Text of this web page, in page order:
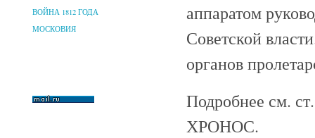
ВОЙНА 1812 ГОДА
МОСКОВИЯ
аппаратом
Советской
органов
Подробнее см.
ХРОНОС.